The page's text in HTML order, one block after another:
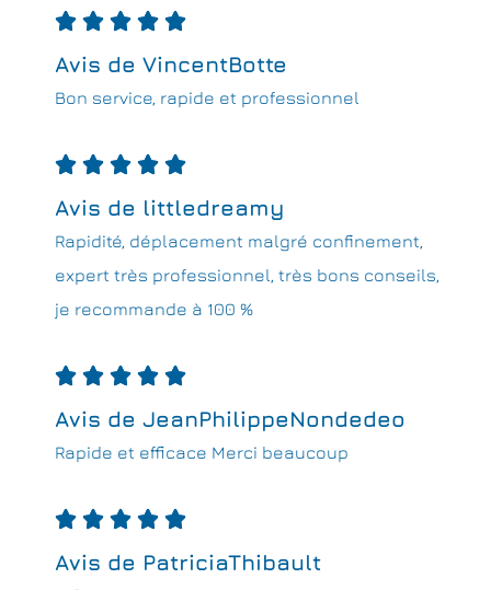
    
Avis de VincentBotte
Bon service, rapide et professionnel
    
Avis de littledreamy
Rapidité, déplacement malgré confinement,
expert très professionnel, très bons conseils,
je recommande à 100 %
    
Avis de JeanPhilippeNondedeo
Rapide et efficace Merci beaucoup
    
Avis de PatriciaThibault